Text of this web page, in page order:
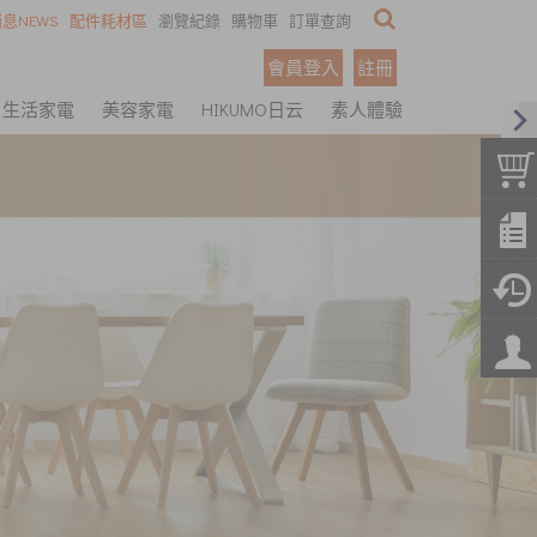
NEWS 配件耗材區 瀏覽紀錄 購物車 訂單查詢
會員登入
註冊
生活家電 美容家電 HIKUMO日云 素人體驗